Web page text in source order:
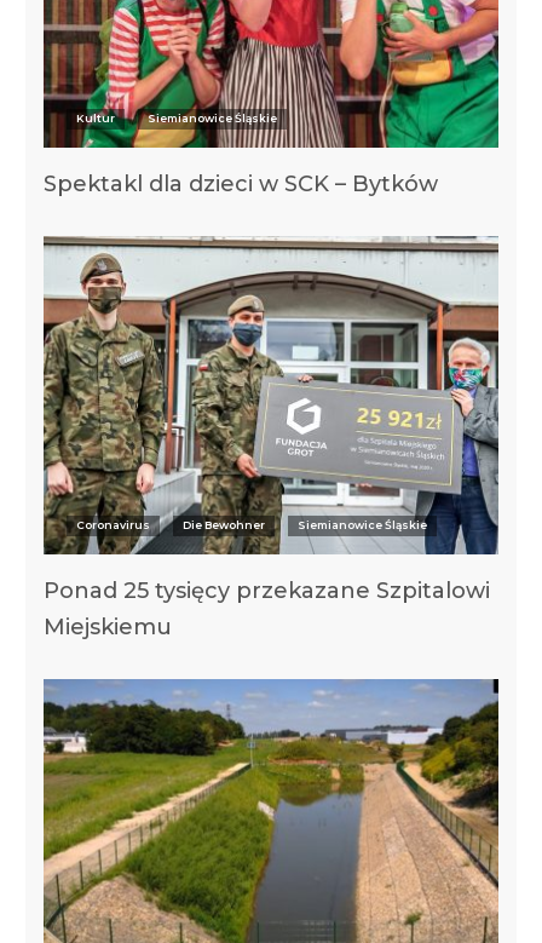
Kultur Siemianowice Śląskie
Spektakl dla dzieci w SCK – Bytków
Coronavirus Die Bewohner Siemianowice Śląskie
Ponad 25 tysięcy przekazane Szpitalowi
Miejskiemu